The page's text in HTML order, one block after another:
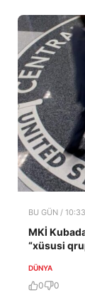
BU GÜN / 10:33
MKİ
“xüsusi
DÜNYA
0 0